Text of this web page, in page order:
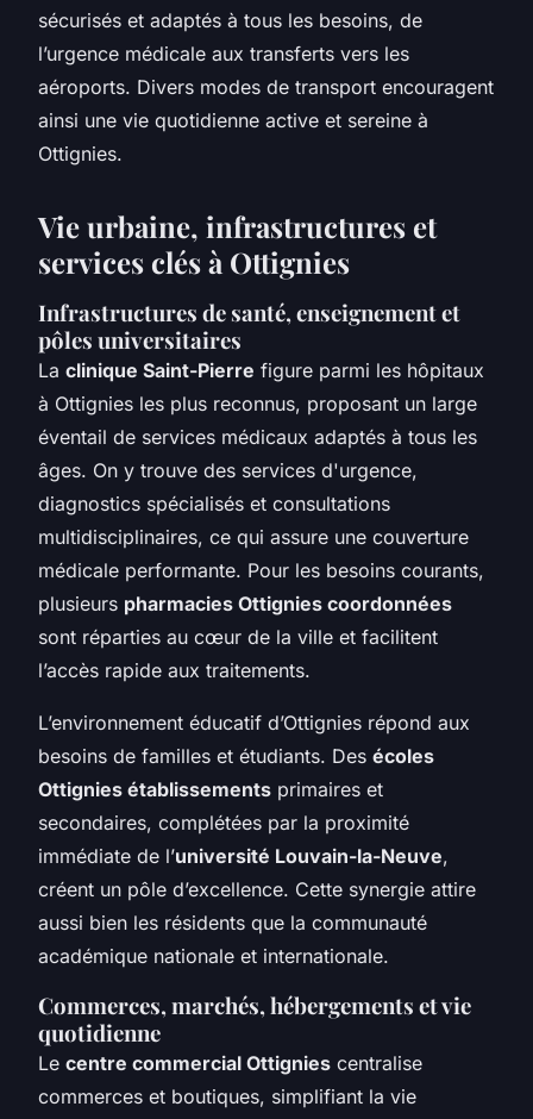
sécurisés et adaptés à tous les besoins, de
l’urgence médicale aux transferts vers les
aéroports. Divers modes de transport encouragent
ainsi une vie quotidienne active et sereine à
Ottignies.
Vie urbaine, infrastructures et
services clés à Ottignies
Infrastructures de santé, enseignement et
pôles universitaires
La clinique Saint-Pierre figure parmi les hôpitaux
à Ottignies les plus reconnus, proposant un large
éventail de services médicaux adaptés à tous les
âges. On y trouve des services d'urgence,
diagnostics spécialisés et consultations
multidisciplinaires, ce qui assure une couverture
médicale performante. Pour les besoins courants,
plusieurs pharmacies Ottignies coordonnées
sont réparties au cœur de la ville et facilitent
l’accès rapide aux traitements.
L’environnement éducatif d’Ottignies répond aux
besoins de familles et étudiants. Des écoles
Ottignies établissements primaires et
secondaires, complétées par la proximité
immédiate de l’université Louvain-la-Neuve,
créent un pôle d’excellence. Cette synergie attire
aussi bien les résidents que la communauté
académique nationale et internationale.
Commerces, marchés, hébergements et vie
quotidienne
Le centre commercial Ottignies centralise
commerces et boutiques, simplifiant la vie